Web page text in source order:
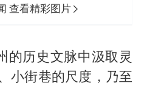
查看精彩图片
的历史文脉中汲取灵
小街巷的尺度，乃至